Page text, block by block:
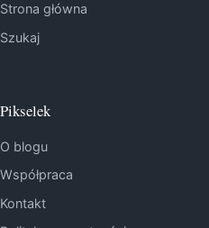
Strona główna
Szukaj
Pikselek
O blogu
Współpraca
Kontakt